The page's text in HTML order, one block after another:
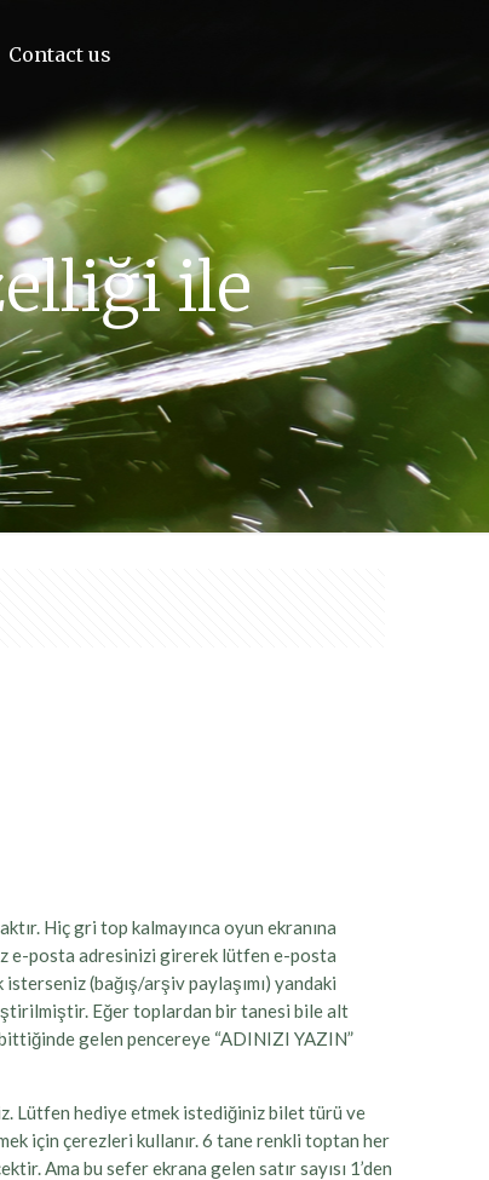
Contact us
ile
Hiç gri top kalmayınca oyun ekranına
e-posta adresinizi girerek lütfen e-posta
(bağış/arşiv paylaşımı) yandaki
Eğer toplardan bir tanesi bile alt
gelen pencereye “ADINIZI YAZIN”
Lütfen hediye etmek istediğiniz bilet türü ve
için çerezleri kullanır. 6 tane renkli toptan her
Ama bu sefer ekrana gelen satır sayısı 1’den